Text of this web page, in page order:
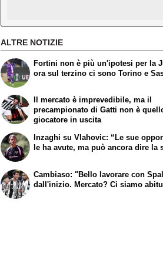
ALTRE NOTIZIE
Fortini non è più un'ipotesi per la
ora sul terzino ci sono Torino e
Il mercato è imprevedibile, ma il
precampionato di Gatti non è
giocatore in uscita
Inzaghi su Vlahovic: “Le sue
le ha avute, ma può ancora dire la
Cambiaso: "Bello lavorare con
dall'inizio. Mercato? Ci siamo